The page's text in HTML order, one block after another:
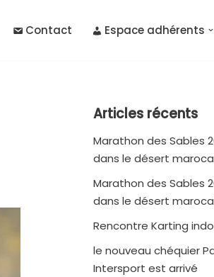
Contact Espace adhérents
Articles récents
Marathon des Sables
dans le désert
Marathon des Sables
dans le désert
Rencontre Karting
le nouveau chéquier
Intersport est arrivé